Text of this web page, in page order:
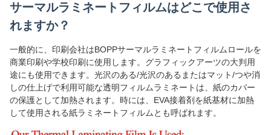
サーマルラミネートフィルムはどこで使用さ
れますか？
一般的に、印刷会社はBOPPサーマルラミネートフィルムロールを
商業印刷や学校印刷に使用します。グラフィックアーツの大判用
途にも使用できます。光沢のある/光沢のあるまたはマット/つや消
しの仕上げで利用可能な透明フィルムラミネートは、紙のカバー
の保護として加熱されます。時には、EVA接着剤を紙基材に加熱
して使用される紙ラミネートフィルムとも呼ばれます。